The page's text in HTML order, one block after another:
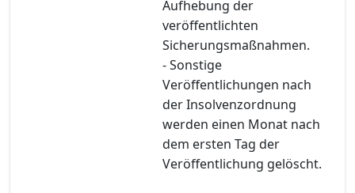
Aufhebung der
veröffentlichten
Sicherungsmaßnahmen.
- Sonstige
Veröffentlichungen nach
der Insolvenzordnung
werden einen Monat nach
dem ersten Tag der
Veröffentlichung gelöscht.